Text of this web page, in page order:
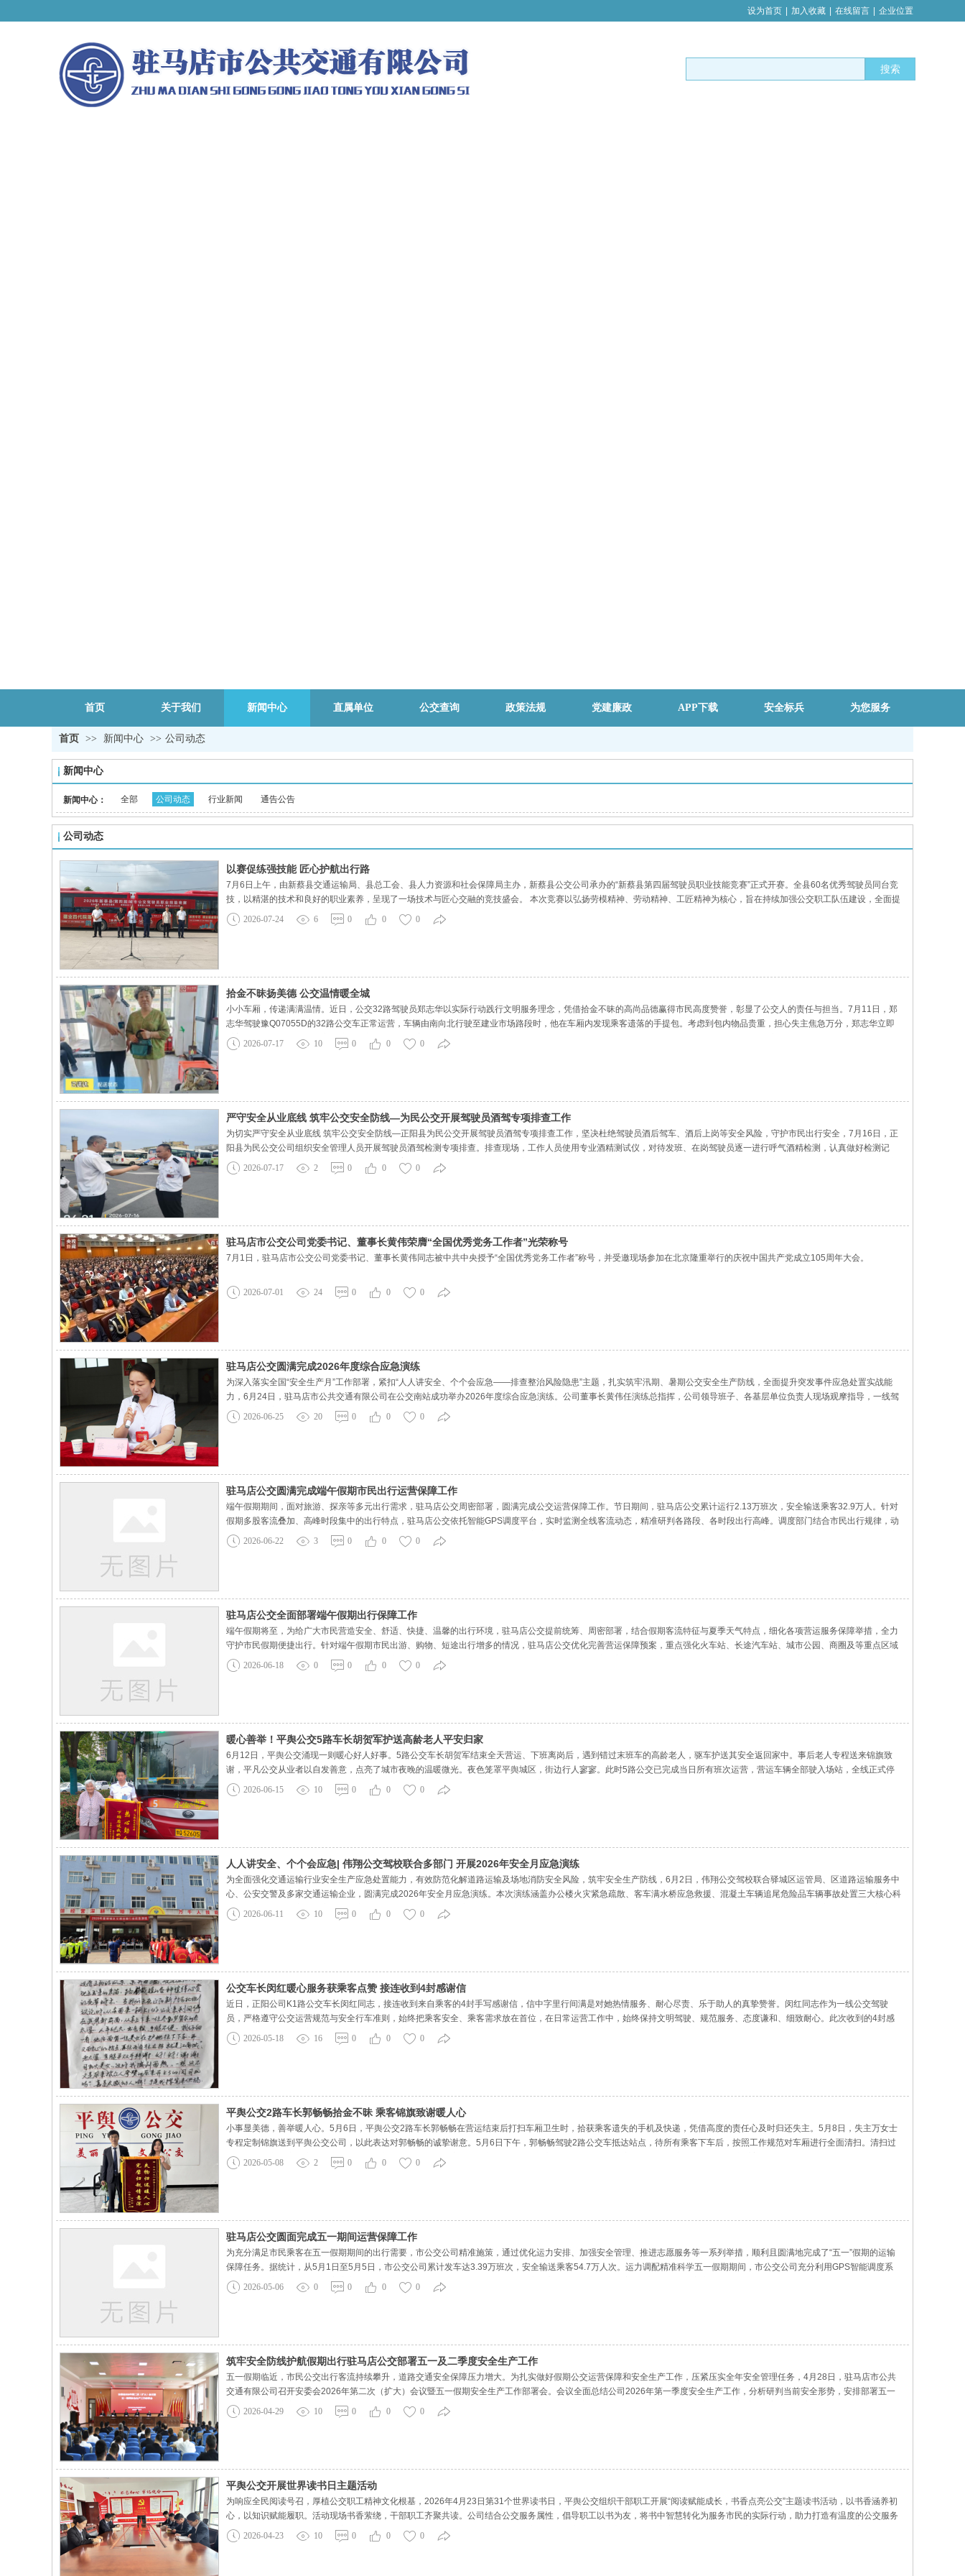
搜索
设为首页 加入收藏 在线留言 企业位置
首页 关于我们 新闻中心 直属单位 公交查询 政策法规 党建廉政 APP下载 安全标兵 为您服务
首页 >> 新闻中心 >> 公司动态
新闻中心
新闻中心： 全部 公司动态 行业新闻 通告公告
公司动态
以赛促练强技能 匠心护航出行路
7月6日上午，由新蔡县交通运输局、县总工会、县人力资源和社会保障局主办，新蔡县公交公司承办的“新蔡县第四届驾驶员职业技能竞赛”正式开赛。全县60名优秀驾驶员同台竞
技，以精湛的技术和良好的职业素养，呈现了一场技术与匠心交融的竞技盛会。 本次竞赛以弘扬劳模精神、劳动精神、工匠精神为核心，旨在持续加强公交职工队伍建设，全面提
升从业人员专业技能与服务素养，为推动县域城市公共交通高质量发展注入强劲动能。竞赛设置理论知识考核、驾驶技能实操两大环节，全方位检验驾驶员专业理论、安全操作和
应急处置综合能力。为期两天的
2026-07-24 6 0 0 0
拾金不昧扬美德 公交温情暖全城
小小车厢，传递满满温情。近日，公交32路驾驶员郑志华以实际行动践行文明服务理念，凭借拾金不昧的高尚品德赢得市民高度赞誉，彰显了公交人的责任与担当。7月11日，郑
志华驾驶豫Q07055D的32路公交车正常运营，车辆由南向北行驶至建业市场路段时，他在车厢内发现乘客遗落的手提包。考虑到包内物品贵重，担心失主焦急万分，郑志华立即
妥善保管手提包，全程小心看护，坚守岗位等待失主联系。据悉，该包内装有现金、手机、多张银行卡及身份证等重要财物和证件。物品价值较高且证件极为重要，一旦遗失，将
给失主带来极大的麻烦。失主发现物品遗
2026-07-17 10 0 0 0
严守安全从业底线 筑牢公交安全防线—为民公交开展驾驶员酒驾专项排查工作
为切实严守安全从业底线 筑牢公交安全防线—正阳县为民公交开展驾驶员酒驾专项排查工作，坚决杜绝驾驶员酒后驾车、酒后上岗等安全风险，守护市民出行安全，7月16日，正
阳县为民公交公司组织安全管理人员开展驾驶员酒驾检测专项排查。排查现场，工作人员使用专业酒精测试仪，对待发班、在岗驾驶员逐一进行呼气酒精检测，认真做好检测记
录。检查同时，管理人员现场开展安全警示教育，向驾驶员讲解酒后驾驶、隔夜酒带来的严重危害，解读酒驾相关法律法规以及公司内部处罚制度，提醒全体驾驶员自觉做到开车
不喝酒、喝酒不开车，杜绝心存侥幸。
2026-07-17 2 0 0 0
驻马店市公交公司党委书记、董事长黄伟荣膺“全国优秀党务工作者”光荣称号
7月1日，驻马店市公交公司党委书记、董事长黄伟同志被中共中央授予“全国优秀党务工作者”称号，并受邀现场参加在北京隆重举行的庆祝中国共产党成立105周年大会。
2026-07-01 24 0 0 0
驻马店公交圆满完成2026年度综合应急演练
为深入落实全国“安全生产月”工作部署，紧扣“人人讲安全、个个会应急——排查整治风险隐患”主题，扎实筑牢汛期、暑期公交安全生产防线，全面提升突发事件应急处置实战能
力，6月24日，驻马店市公共交通有限公司在公交南站成功举办2026年度综合应急演练。公司董事长黄伟任演练总指挥，公司领导班子、各基层单位负责人现场观摩指导，一线驾
驶员、应急安保、后勤保障等岗位人员全员参演、实战实训。上午9时，本次综合应急演练正式启动。公司副总经理张婷作开场动员讲话，她指出，公交车作为城市流动的公共服
务空间，直接关系广大市民出行安
2026-06-25 20 0 0 0
驻马店公交圆满完成端午假期市民出行运营保障工作
端午假期期间，面对旅游、探亲等多元出行需求，驻马店公交周密部署，圆满完成公交运营保障工作。节日期间，驻马店公交累计运行2.13万班次，安全输送乘客32.9万人。针对
假期多股客流叠加、高峰时段集中的出行特点，驻马店公交依托智能GPS调度平台，实时监测全线客流动态，精准研判各路段、各时段出行高峰。调度部门结合市民出行规律，动
态调整发车间隔，灵活增减营运车辆，实现运力随客流实时变化。通过智能化调度，有效避免平峰运力闲置、高峰乘客滞留问题，保障全城公交线网运行高效畅通。围绕景区、商
圈、火车站等客流密集重点区域，公交
2026-06-22 3 0 0 0
驻马店公交全面部署端午假期出行保障工作
端午假期将至，为给广大市民营造安全、舒适、快捷、温馨的出行环境，驻马店公交提前统筹、周密部署，结合假期客流特征与夏季天气特点，细化各项营运服务保障举措，全力
守护市民假期便捷出行。针对端午假期市民出游、购物、短途出行增多的情况，驻马店公交优化完善营运保障预案，重点强化火车站、长途汽车站、城市公园、商圈及等重点区域
线路运力。依托智能调度系统实时监测客流变化，通过加密发车班次、投放区间车辆、灵活动态调度等方式，精准匹配客流需求，有效缓解重点路段、高峰时段乘车压力，保障市
民出行顺畅。结合夏季高温天气特点
2026-06-18 0 0 0 0
暖心善举！平舆公交5路车长胡贺军护送高龄老人平安归家
6月12日，平舆公交涌现一则暖心好人好事。5路公交车长胡贺军结束全天营运、下班离岗后，遇到错过末班车的高龄老人，驱车护送其安全返回家中。事后老人专程送来锦旗致
谢，平凡公交从业者以自发善意，点亮了城市夜晚的温暖微光。夜色笼罩平舆城区，街边行人寥寥。此时5路公交已完成当日所有班次运营，营运车辆全部驶入场站，全线正式停
止载客。车长胡贺军完成当日运营工作，准备驾车离场时，发现沿线站牌下独自站着一位白发老人。老人身形佝偻，眼神茫然，反复眺望车流方向，在漆黑的夜色里手足无措，神
态十分慌张。秉持公交从业人员服务群众
2026-06-15 10 0 0 0
人人讲安全、个个会应急| 伟翔公交驾校联合多部门 开展2026年安全月应急演练
为全面强化交通运输行业安全生产应急处置能力，有效防范化解道路运输及场地消防安全风险，筑牢安全生产防线，6月2日，伟翔公交驾校联合驿城区运管局、区道路运输服务中
心、公安交警及多家交通运输企业，圆满完成2026年安全月应急演练。本次演练涵盖办公楼火灾紧急疏散、客车满水桥应急救援、混凝土车辆追尾危险品车辆事故处置三大核心科
目，全方位检验多方联动应急处置实战能力。办公楼起火紧急疏散演练：模拟驾校办公楼突发电路起火、浓烟蔓延险情。险情发生后，驾校应急小组第一时间启动消防安全应急预
案，迅速组织全员开展应急处置。全
2026-06-11 10 0 0 0
公交车长闵红暖心服务获乘客点赞 接连收到4封感谢信
近日，正阳公司K1路公交车长闵红同志，接连收到来自乘客的4封手写感谢信，信中字里行间满是对她热情服务、耐心尽责、乐于助人的真挚赞誉。闵红同志作为一线公交驾驶
员，严格遵守公交运营规范与安全行车准则，始终把乘客安全、乘客需求放在首位，在日常运营工作中，始终保持文明驾驶、规范服务、态度谦和、细致耐心。此次收到的4封感
谢信，均来自老年乘客群体，他们用质朴的文字讲述了闵红同志的暖心服务细节。有乘客亲眼见证，闵红同志主动搀扶80多岁、行动不便的老年乘客下车，并耐心为老人指引路
线，让老人感动得连连道谢。有乘客专门写信
2026-05-18 16 0 0 0
平舆公交2路车长郭畅畅拾金不昧 乘客锦旗致谢暖人心
小事显美德，善举暖人心。5月6日，平舆公交2路车长郭畅畅在营运结束后打扫车厢卫生时，拾获乘客遗失的手机及快递，凭借高度的责任心及时归还失主。5月8日，失主万女士
专程定制锦旗送到平舆公交公司，以此表达对郭畅畅的诚挚谢意。5月6日下午，郭畅畅驾驶2路公交车抵达站点，待所有乘客下车后，按照工作规范对车厢进行全面清扫。清扫过
程中，她在车厢座位旁的快递箱上发现一部手机，推测是乘客匆忙下车时不慎遗留。郭畅畅深知物品对失主的重要性，立即将手机和快递妥善保管，继续投入营运。不久后，拾获
的手机突然响起，郭畅畅及时接听，电
2026-05-08 2 0 0 0
驻马店公交圆面完成五一期间运营保障工作
为充分满足市民乘客在五一假期期间的出行需要，市公交公司精准施策，通过优化运力安排、加强安全管理、推进志愿服务等一系列举措，顺利且圆满地完成了“五一”假期的运输
保障任务。据统计，从5月1日至5月5日，市公交公司累计发车达3.39万班次，安全输送乘客54.7万人次。运力调配精准科学五一假期期间，市公交公司充分利用GPS智能调度系
统，实时且密切地监测分析客流变化情况。同时，结合各站点的动态信息，针对驻马店西站、火车站、皇家驿站、玖隆茂等客流量较大的重点区域，及时加大运力投入，灵活调整
发车间隔，有效缩短了乘客的等待时间
2026-05-06 0 0 0 0
筑牢安全防线护航假期出行驻马店公交部署五一及二季度安全生产工作
五一假期临近，市民公交出行客流持续攀升，道路交通安全保障压力增大。为扎实做好假期公交运营保障和安全生产工作，压紧压实全年安全管理任务，4月28日，驻马店市公共
交通有限公司召开安委会2026年第二次（扩大）会议暨五一假期安全生产工作部署会。会议全面总结公司2026年第一季度安全生产工作，分析研判当前安全形势，安排部署五一
假期及第二季度安全重点工作。公司管理层、安委会成员、各分公司、县域子公司及相关单位安全管理人员、线路长参会，会议由公司安委会副主任张婷主持。 会上全员集中观看
交通安全警示教育片，以真实事故
2026-04-29 10 0 0 0
平舆公交开展世界读书日主题活动
为响应全民阅读号召，厚植公交职工精神文化根基，2026年4月23日第31个世界读书日，平舆公交组织干部职工开展“阅读赋能成长，书香点亮公交”主题读书活动，以书香涵养初
心，以知识赋能履职。活动现场书香萦绕，干部职工齐聚共读。公司结合公交服务属性，倡导职工以书为友，将书中智慧转化为服务市民的实际行动，助力打造有温度的公交服务
品牌。现场发放了人文社科、安全运营、服务礼仪等领域优质书籍，职工们或静心品读，或交流感悟。部分职工分享安全驾驶、服务工作心得，诵读经典篇章，诉说公交人的责任
与担当。此次活动为职工搭建了交流
2026-04-23 10 0 0 0